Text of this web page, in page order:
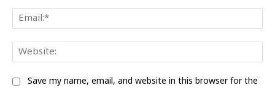
Save my name, email, and website in this browser for the